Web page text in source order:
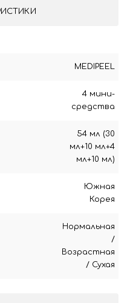
MEDIPEEL
4 мини-
средства
54 мл (30
мл+10 мл+4
мл+10 мл)
Южная
Корея
Нормальная
/
Возрастная
/ Сухая